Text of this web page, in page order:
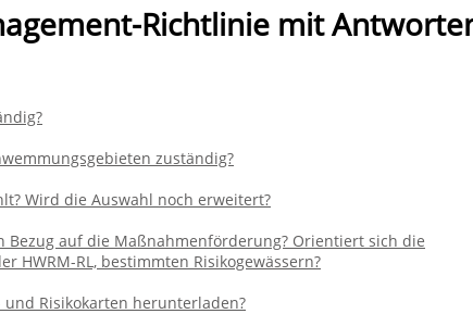
Richtlinie mit
zuständig?
Wird die Auswahl noch erweitert?
Bezug auf die Maßnahmenförderung? Orientiert sich die
HWRM-RL, bestimmten Risikogewässern?
und Risikokarten herunterladen?